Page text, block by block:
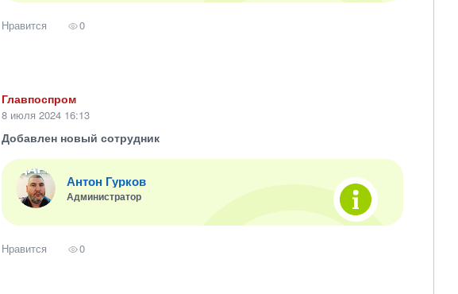
Нравится 0
Главпоспром
8 июля 2024 16:13
Добавлен новый сотрудник
Антон Гурков
Администратор
Нравится 0